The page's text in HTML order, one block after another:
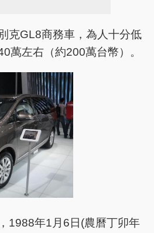
克GL8商務車，為人十分低
萬左右（約200萬台幣）。
1988年1月6日(農曆丁卯年